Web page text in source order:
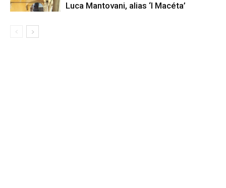
Luca Mantovani, alias ‘I Macéta’